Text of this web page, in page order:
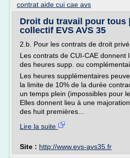
contrat aide cui cae avs
Droit du travail pour tous
collectif EVS AVS 35
2.b. Pour les contrats de droit
Les contrats de CUI-CAE donnent
des heures supp. ou
Les heures supplémentaires
la limite de 10% de la durée
un temps plein (impossibles pour
Elles donnent lieu à une
des huit premières...
Lire la suite
Site : http://www.evs-avs35.fr